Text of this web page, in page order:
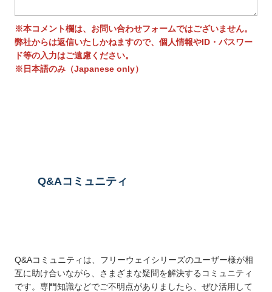
※本コメント欄は、お問い合わせフォームではございません。
弊社からは返信いたしかねますので、個人情報やID・パスワー
ド等の入力はご遠慮ください。
※日本語のみ（Japanese only）
Q&Aコミュニティ
Q&Aコミュニティは、フリーウェイシリーズのユーザー様が相
互に助け合いながら、さまざまな疑問を解決するコミュニティ
です。専門知識などでご不明点がありましたら、ぜひ活用して